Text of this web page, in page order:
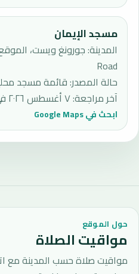
مسجد الإيمان
Road
حالة المصدر:قائمة مسجد
آخر مراجعة:٧ أغسطس ٢٠٢٦ في ١:١٣ ص
ابحث في Google Maps
حول الموقع
مواقيت الصلاة
مواقيت صلاة حسب المدينة مع